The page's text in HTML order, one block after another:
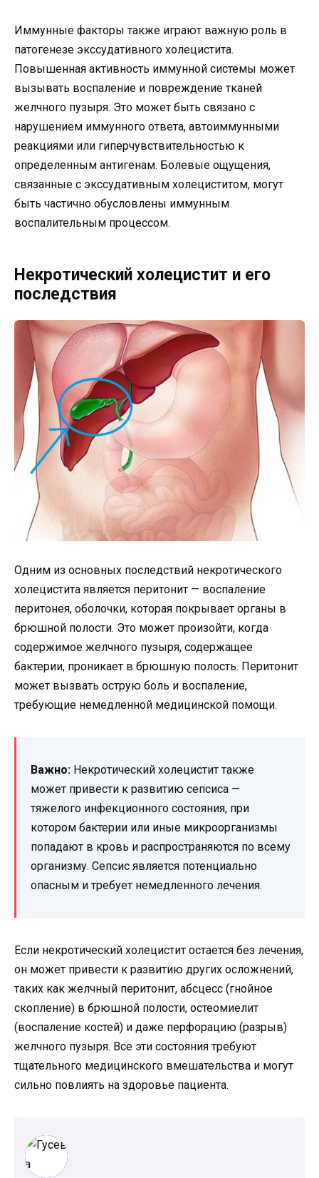
Иммунные факторы также играют важную роль в
патогенезе экссудативного холецистита.
Повышенная активность иммунной системы может
вызывать воспаление и повреждение тканей
желчного пузыря. Это может быть связано с
нарушением иммунного ответа, автоиммунными
реакциями или гиперчувствительностью к
определенным антигенам. Болевые ощущения,
связанные с экссудативным холециститом, могут
быть частично обусловлены иммунным
воспалительным процессом.
Некротический холецистит и его
последствия
Одним из основных последствий некротического
холецистита является перитонит — воспаление
перитонея, оболочки, которая покрывает органы в
брюшной полости. Это может произойти, когда
содержимое желчного пузыря, содержащее
бактерии, проникает в брюшную полость. Перитонит
может вызвать острую боль и воспаление,
требующие немедленной медицинской помощи.
Важно: Некротический холецистит также
может привести к развитию сепсиса —
тяжелого инфекционного состояния, при
котором бактерии или иные микроорганизмы
попадают в кровь и распространяются по всему
организму. Сепсис является потенциально
опасным и требует немедленного лечения.
Если некротический холецистит остается без лечения,
он может привести к развитию других осложнений,
таких как желчный перитонит, абсцесс (гнойное
скопление) в брюшной полости, остеомиелит
(воспаление костей) и даже перфорацию (разрыв)
желчного пузыря. Все эти состояния требуют
тщательного медицинского вмешательства и могут
сильно повлиять на здоровье пациента.